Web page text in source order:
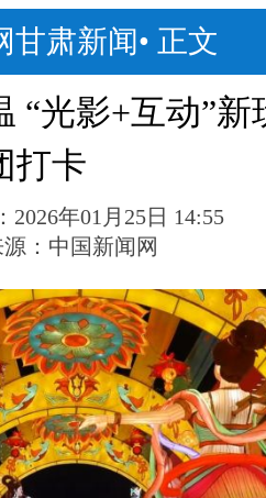
甘肃新闻• 正文
“光影+互动”新
打卡
2026年01月25日 14:55
： 中国新闻网